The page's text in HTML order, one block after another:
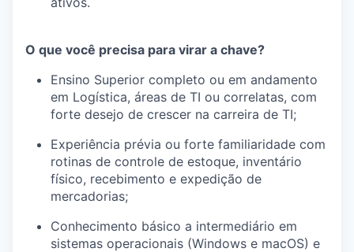
O que você precisa para virar a chave?
Ensino Superior completo ou em andamento
em Logística, áreas de TI ou correlatas, com
forte desejo de crescer na carreira de TI;
Experiência prévia ou forte familiaridade com
rotinas de controle de estoque, inventário
físico, recebimento e expedição de
mercadorias;
Conhecimento básico a intermediário em
sistemas operacionais (Windows e macOS) e